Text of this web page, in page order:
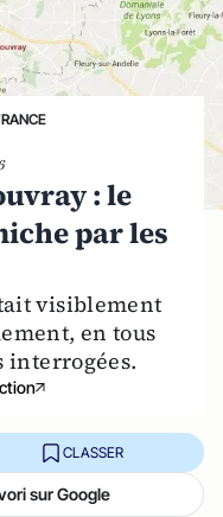
: le
par les
visiblement
en tous
interrogées.
CLASSER
sur Google